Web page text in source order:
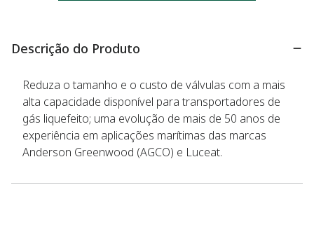
Descrição do Produto
Reduza o tamanho e o custo de válvulas com a mais
alta capacidade disponível para transportadores de
gás liquefeito; uma evolução de mais de 50 anos de
experiência em aplicações marítimas das marcas
Anderson Greenwood (AGCO) e Luceat.